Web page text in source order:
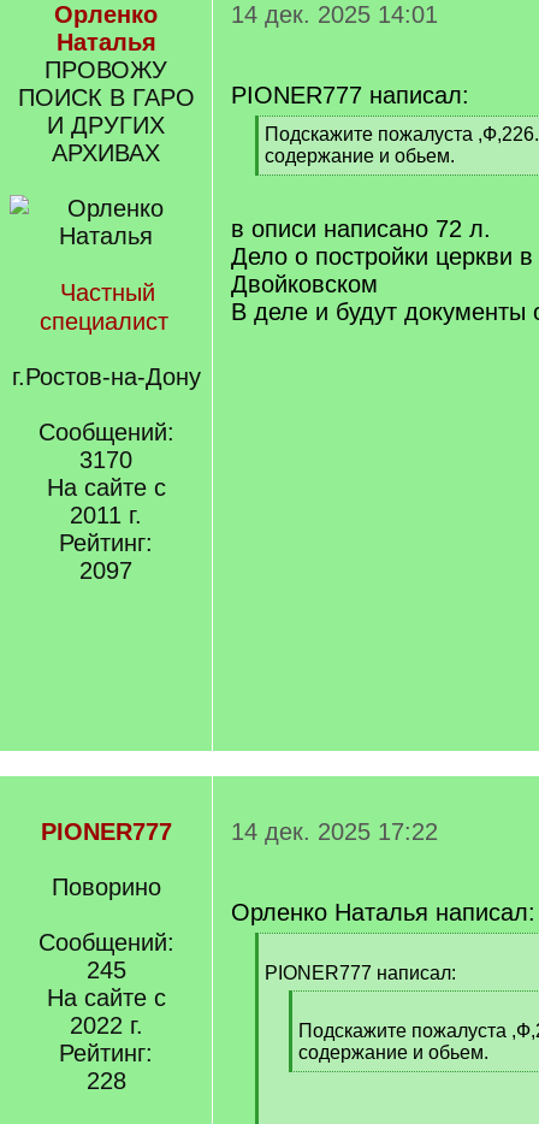
Орленко
Наталья
ПРОВОЖУ
ПОИСК В ГАРО
И ДРУГИХ
АРХИВАХ
Частный
специалист
г.Ростов-на-Дону
Сообщений:
3170
На сайте с
2011 г.
Рейтинг:
2097
14 дек. 2025 14:01
PIONER777 написал:
[
q
]
Подскажите пожалуста
содержание и обьем.
[
q
]
в описи написано 72 л.
Дело о постройки церкви в
Двойковском
В деле и будут документы
PIONER777
Поворино
Сообщений:
245
На сайте с
2022 г.
Рейтинг:
228
14 дек. 2025 17:22
Орленко Наталья написал:
q
PIONER777 написал:
q
]
Подскажите пожалуста
содержание и обьем.
[